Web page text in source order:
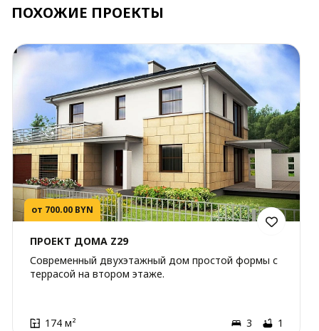
ПОХОЖИЕ ПРОЕКТЫ
от 700.00 BYN
ПРОЕКТ ДОМА Z29
Современный двухэтажный дом простой формы с
террасой на втором этаже.
174 м² 3 1